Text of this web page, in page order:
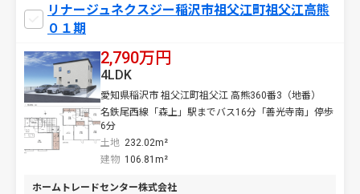
リナージュネクスジー稲沢市祖父江町祖父江高熊
０１期
2,790万円
愛知県稲沢市 祖父江町祖父江 高熊360番3（地番）
名鉄尾西線「森上」駅までバス16分「善光寺南」停歩
6分
土地 232.02m²
4LDK
建物 106.81m²
ホームトレードセンター株式会社